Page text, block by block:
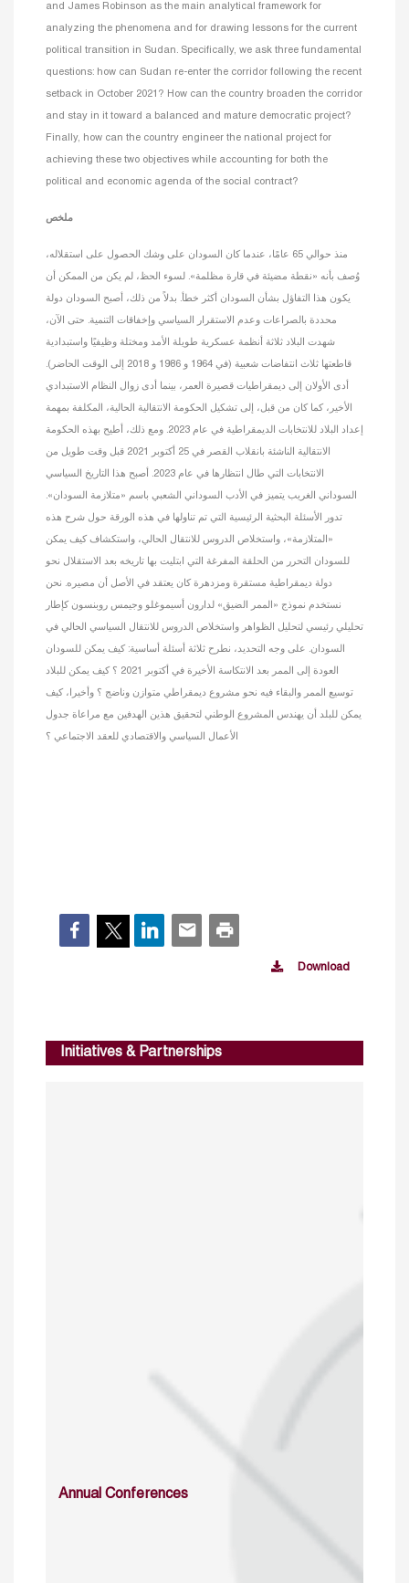
and James Robinson as the main analytical framework for
analyzing the phenomena and for drawing lessons for the current
political transition in Sudan. Specifically, we ask three fundamental
questions: how can Sudan re-enter the corridor following the recent
setback in October 2021? How can the country broaden the corridor
and stay in it toward a balanced and mature democratic project?
Finally, how can the country engineer the national project for
achieving these two objectives while accounting for both the
political and economic agenda of the social contract?
ملخص
منذ حوالي 65 عامًا، عندما كان السودان على وشك الحصول على استقلاله،
وُصف بأنه «نقطة مضيئة في قارة مظلمة». لسوء الحظ، لم يكن من الممكن أن
يكون هذا التفاؤل بشأن السودان أكثر خطأ. بدلاً من ذلك، أصبح السودان دولة
محددة بالصراعات وعدم الاستقرار السياسي وإخفاقات التنمية. حتى الآن،
شهدت البلاد ثلاثة أنظمة عسكرية طويلة الأمد ومختلة وظيفيًا واستبدادية
قاطعتها ثلاث انتفاضات شعبية (في 1964 و 1986 و 2018 إلى الوقت الحاضر).
أدى الأولان إلى ديمقراطيات قصيرة العمر، بينما أدى زوال النظام الاستبدادي
الأخير، كما كان من قبل، إلى تشكيل الحكومة الانتقالية الحالية، المكلفة بمهمة
إعداد البلاد للانتخابات الديمقراطية في عام 2023. ومع ذلك، أطيح بهذه الحكومة
الانتقالية الناشئة بانقلاب القصر في 25 أكتوبر 2021 قبل وقت طويل من
الانتخابات التي طال انتظارها في عام 2023. أصبح هذا التاريخ السياسي
السوداني الغريب يتميز في الأدب السوداني الشعبي باسم «متلازمة السودان».
تدور الأسئلة البحثية الرئيسية التي تم تناولها في هذه الورقة حول شرح هذه
«المتلازمة»، واستخلاص الدروس للانتقال الحالي، واستكشاف كيف يمكن
للسودان التحرر من الحلقة المفرغة التي ابتليت بها تاريخه بعد الاستقلال نحو
دولة ديمقراطية مستقرة ومزدهرة كان يعتقد في الأصل أن مصيره. نحن
نستخدم نموذج «الممر الضيق» لدارون أسيموغلو وجيمس روبنسون كإطار
تحليلي رئيسي لتحليل الظواهر واستخلاص الدروس للانتقال السياسي الحالي في
السودان. على وجه التحديد، نطرح ثلاثة أسئلة أساسية: كيف يمكن للسودان
العودة إلى الممر بعد الانتكاسة الأخيرة في أكتوبر 2021 ؟ كيف يمكن للبلاد
توسيع الممر والبقاء فيه نحو مشروع ديمقراطي متوازن وناضج ؟ وأخيرا، كيف
يمكن للبلد أن يهندس المشروع الوطني لتحقيق هذين الهدفين مع مراعاة جدول
الأعمال السياسي والاقتصادي للعقد الاجتماعي ؟
Download
Initiatives & Partnerships
Annual Conferences